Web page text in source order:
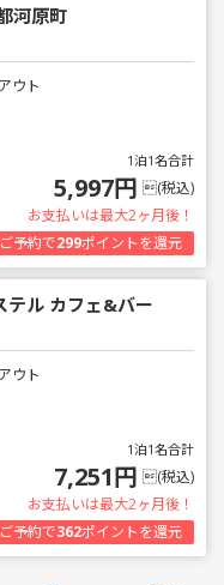
河原町
ウト
1泊1名合計
5,997円 (税込)
お支払いは最大2ヶ月後！
ご予約で299ポイントを還元
テル カフェ&バー
ウト
1泊1名合計
7,251円 (税込)
お支払いは最大2ヶ月後！
ご予約で362ポイントを還元